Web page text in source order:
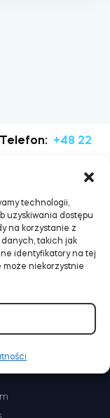
technologii,
uzyskiwania dostępu
na korzystanie z
takich jak
identyfikatory na tej
może niekorzystnie
+48 22